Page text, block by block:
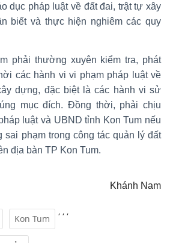
dục pháp luật về đất đai, trật tự xây
biết và thực hiện nghiêm các quy
phải thường xuyên kiểm tra, phát
các hành vi vi phạm pháp luật về
dựng, đặc biệt là các hành vi sử
mục đích. Đồng thời, phải chịu
luật và UBND tỉnh Kon Tum nếu
sai phạm trong công tác quản lý đất
địa bàn TP Kon Tum.
Khánh Nam
,
Kon Tum
, ,